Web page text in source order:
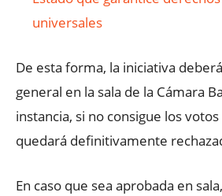
universales
De esta forma, la iniciativa
general en la sala de la Cámara
instancia, si no consigue los
quedará definitivamente
En caso que sea aprobada en